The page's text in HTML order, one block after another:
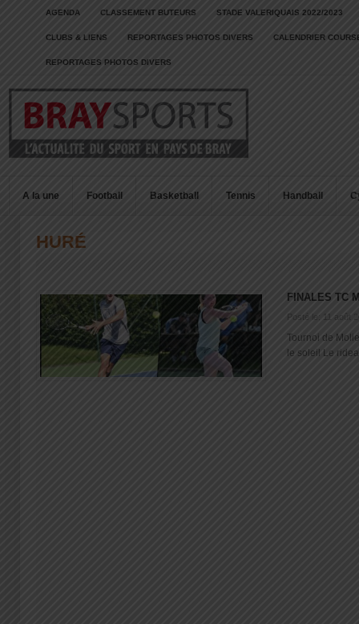
AGENDA CLASSEMENT BUTEURS STADE VALERIQUAIS 2022/2023
CLUBS & LIENS REPORTAGES PHOTOS DIVERS CALENDRIER
REPORTAGES PHOTOS DIVERS
A la une Football Basketball Tennis Handball
HURÉ
FINALES TC
Posté le: 11 août
Tournoi de
le soleil Le